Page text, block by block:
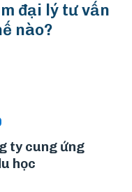
đại lý tư vấn
nào?
ty cung ứng
học